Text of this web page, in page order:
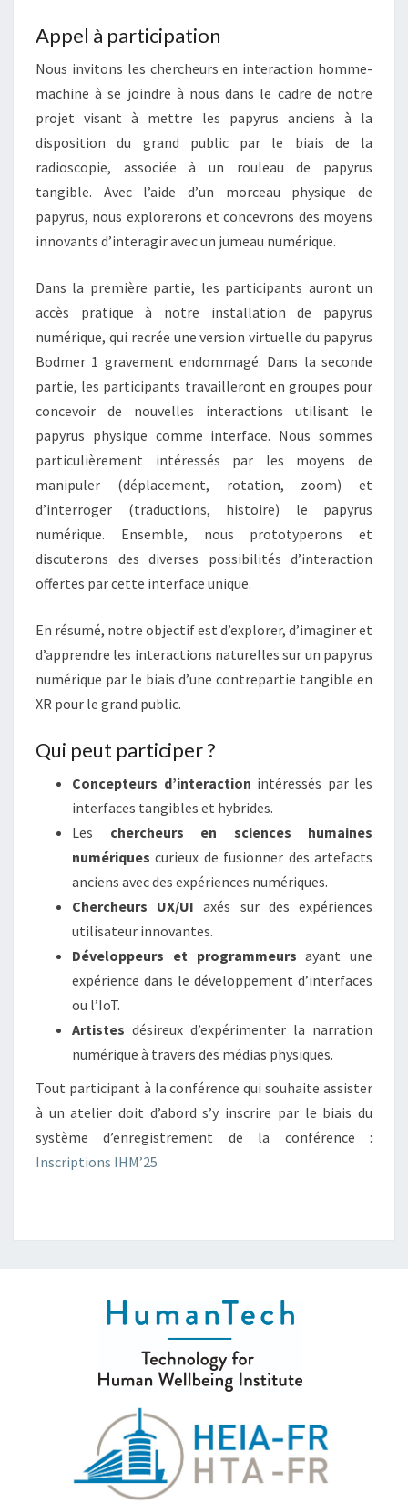
Appel à participation
Nous invitons les chercheurs en interaction homme-
machine à se joindre à nous dans le cadre de notre
projet visant à mettre les papyrus anciens à la
disposition du grand public par le biais de la
radioscopie, associée à un rouleau de papyrus
tangible. Avec l’aide d’un morceau physique de
papyrus, nous explorerons et concevrons des moyens
innovants d’interagir avec un jumeau numérique.
Dans la première partie, les participants auront un
accès pratique à notre installation de papyrus
numérique, qui recrée une version virtuelle du papyrus
Bodmer 1 gravement endommagé. Dans la seconde
partie, les participants travailleront en groupes pour
concevoir de nouvelles interactions utilisant le
papyrus physique comme interface. Nous sommes
particulièrement intéressés par les moyens de
manipuler (déplacement, rotation, zoom) et
d’interroger (traductions, histoire) le papyrus
numérique. Ensemble, nous prototyperons et
discuterons des diverses possibilités d’interaction
offertes par cette interface unique.
En résumé, notre objectif est d’explorer, d’imaginer et
d’apprendre les interactions naturelles sur un papyrus
numérique par le biais d’une contrepartie tangible en
XR pour le grand public.
Qui peut participer ?
Concepteurs d’interaction intéressés par les
interfaces tangibles et hybrides.
Les chercheurs en sciences humaines
numériquescurieux de fusionner des artefacts
anciens avec des expériences numériques.
Chercheurs UX/UI axés sur des expériences
utilisateur innovantes.
Développeurs et programmeurs ayant une
expérience dans le développement d’interfaces
ou l’IoT.
Artistes désireux d’expérimenter la narration
numérique à travers des médias physiques.
Tout participant à la conférence qui souhaite assister
à un atelier doit d’abord s’y inscrire par le biais du
système d’enregistrement de la conférence :
Inscriptions IHM’25